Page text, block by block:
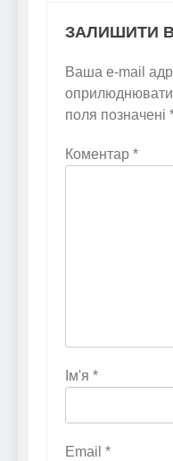
ЗАЛИШИТИ
Ваша e-mail
поля позначені
Коментар *
Ім'я *
Email *